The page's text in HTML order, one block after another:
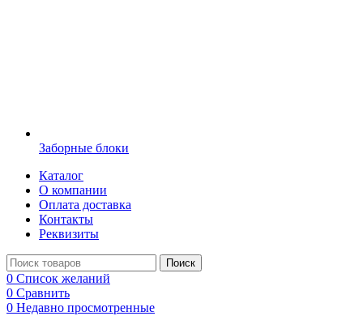
Заборные блоки
Каталог
О компании
Оплата доставка
Контакты
Реквизиты
Поиск
0 Список желаний
0 Сравнить
0 Недавно просмотренные